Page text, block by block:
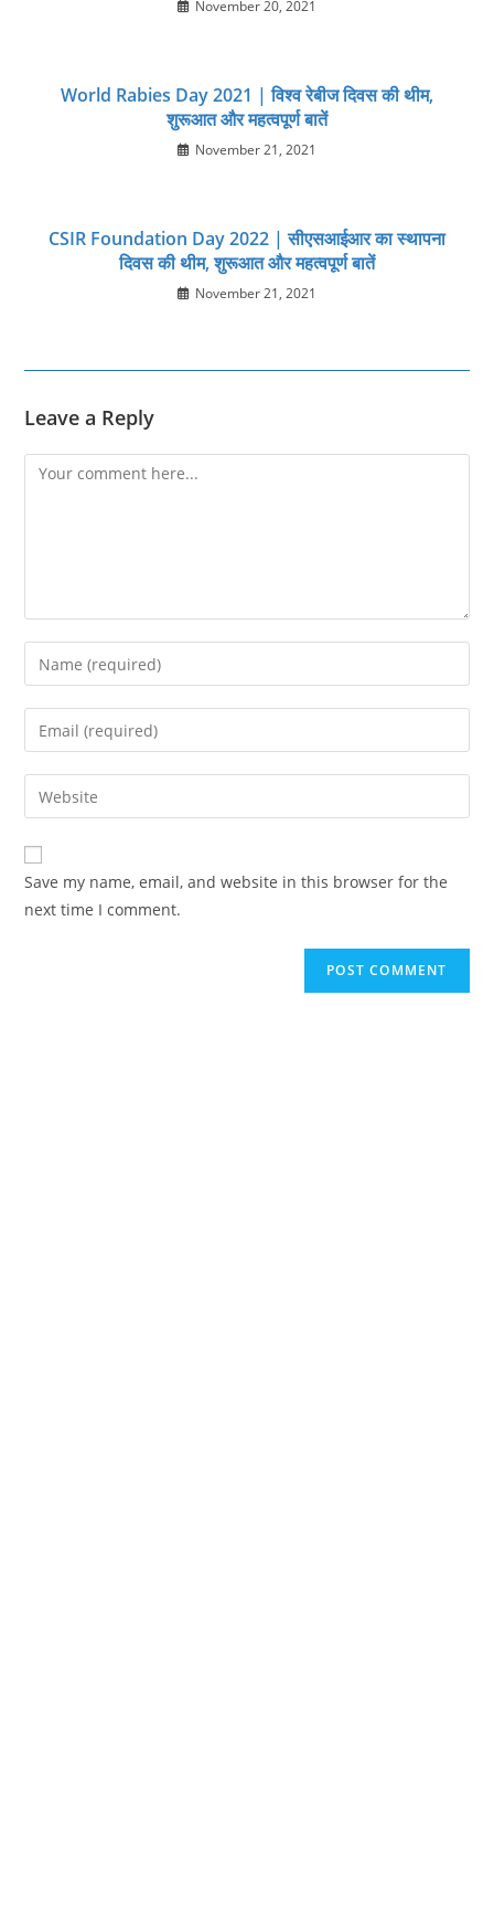
November 20, 2021
World Rabies Day 2021 | विश्व रेबीज दिवस की थीम,
शुरूआत और महत्‍वपूर्ण बातें
November 21, 2021
CSIR Foundation Day 2022 | सीएसआईआर का स्थापना
दिवस की थीम, शुरूआत और महत्‍वपूर्ण बातें
November 21, 2021
Leave a Reply
Comment
Enter
your
name
comment
Enter
your
email
address
comment
Enter
your
website
URL
(optional)
Save my name, email, and website in this browser for the
next time I comment.